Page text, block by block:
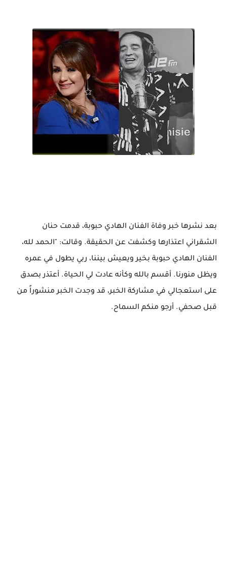
بعد نشرها خبر وفاة الفنان الهادي حبوبة، قدمت حنان
الشقراني اعتذارها وكشفت عن الحقيقة. وقالت: "الحمد لله،
الفنان الهادي حبوبة بخير ويعيش بيننا، ربي يطول في عمره
ويظل منورنا. أقسم بالله وكأنه عادت لي الحياة. أعتذر بصدق
على استعجالي في مشاركة الخبر، قد وجدت الخبر منشوراً من
قبل صحفي. أرجو منكم السماح.